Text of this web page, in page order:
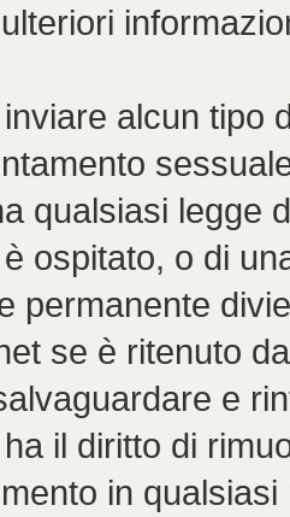
alcun tipo
qualsiasi legge
è ospitato, o di
permanente
se è ritenuto
e
ha il diritto di
in